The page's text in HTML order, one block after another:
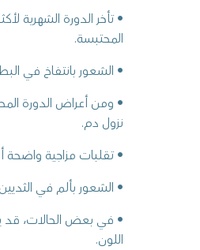
المحتبسة.
• الشعور بانتفاخ في
• ومن أعراض الدورة
نزول دم.
• تقلبات مزاجية واضحة
• الشعور بألم في
• في بعض الحالات، قد
اللون.